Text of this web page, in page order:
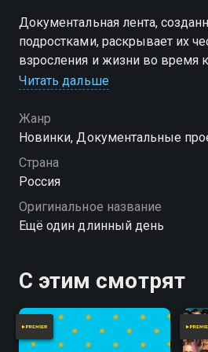
Документальная лента,
подростками, раскрывает их
взросления и жизни во время
провести больше месяца в
не открываются взрослым, но
своими чувствами и историями
показывая внутренний мир
«Ещё один длинный день» —
Читать дальше
Жанр
Новинки, Документальные
Страна
Россия
Оригинальное название
Ещё один длинный день
С этим смотрят